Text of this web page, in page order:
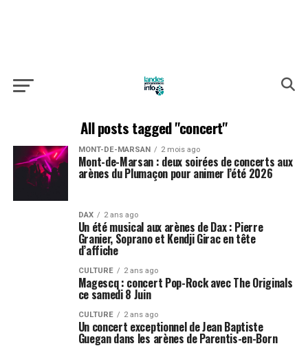
All posts tagged "concert"
MONT-DE-MARSAN 2 mois ago
Mont-de-Marsan : deux soirées de concerts aux
arènes du Plumaçon pour animer l’été 2026
DAX 2 ans ago
Un été musical aux arènes de Dax : Pierre
Granier, Soprano et Kendji Girac en tête
d’affiche
CULTURE 2 ans ago
Magescq : concert Pop-Rock avec The Originals
ce samedi 8 Juin
CULTURE 2 ans ago
Un concert exceptionnel de Jean Baptiste
Guegan dans les arènes de Parentis-en-Born